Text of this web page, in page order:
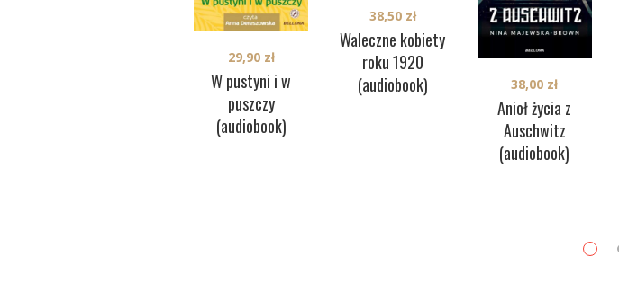
W pustyni i w
puszczy
(audiobook)
29,90 zł
Waleczne kobiety
roku 1920
(audiobook)
38,50 zł
Anioł życia z
Auschwitz
(audiobook)
38,00 zł